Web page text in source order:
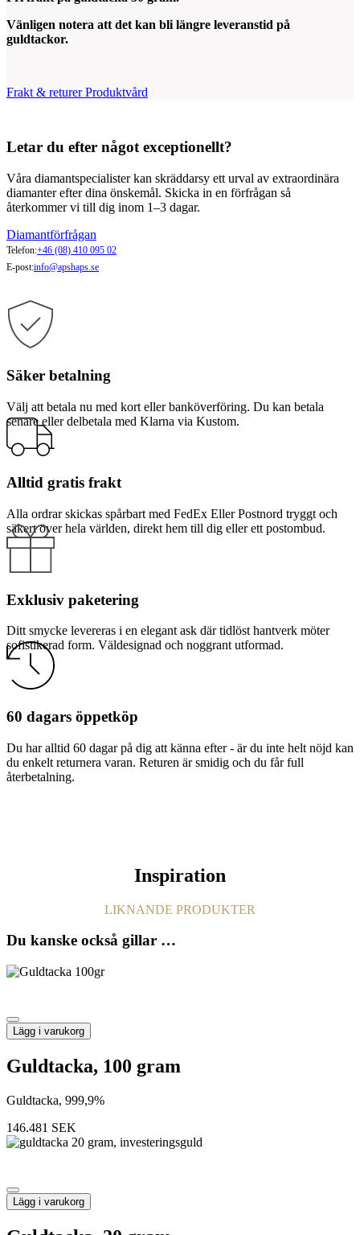
Vänligen notera att det kan bli längre leveranstid på
guldtackor.
Frakt & returer Produktvård
Letar du efter något exceptionellt?
Våra diamantspecialister kan skräddarsy ett urval av extraordinära
diamanter efter dina önskemål. Skicka in en förfrågan så
återkommer vi till dig inom 1–3 dagar.
Diamantförfrågan
Telefon:+46 (08) 410 095 02
E-post:info@apshaps.se
Säker betalning
Välj att betala nu med kort eller banköverföring. Du kan betala
senare eller delbetala med Klarna via Kustom.
Alltid gratis frakt
Alla ordrar skickas spårbart med FedEx Eller Postnord tryggt och
säkert över hela världen, direkt hem till dig eller ett postombud.
Exklusiv paketering
Ditt smycke levereras i en elegant ask där tidlöst hantverk möter
sofistikerad form. Väldesignad och noggrant utformad.
60 dagars öppetköp
Du har alltid 60 dagar på dig att känna efter - är du inte helt nöjd kan
du enkelt returnera varan. Returen är smidig och du får full
återbetalning.
Inspiration
LIKNANDE PRODUKTER
Du kanske också gillar …
Lägg i varukorg
Guldtacka, 100 gram
Guldtacka, 999,9%
146.481 SEK
Lägg i varukorg